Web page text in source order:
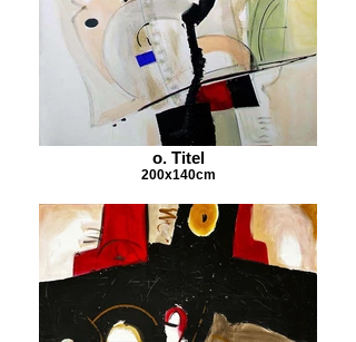
o. Titel
200x140cm